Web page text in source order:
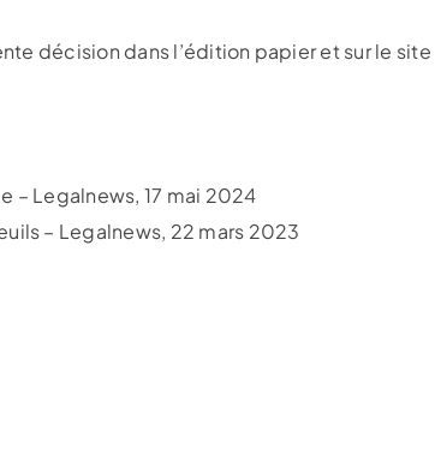
décision dans l’édition papier et sur le site
– Legalnews, 17 mai 2024
– Legalnews, 22 mars 2023